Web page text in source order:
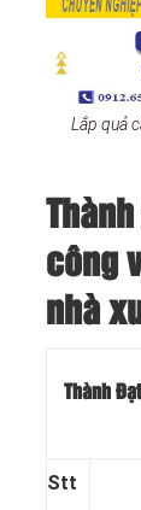
Lắp quả
công
nhà
Thành
Stt